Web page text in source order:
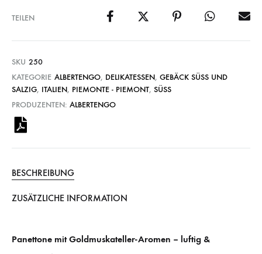
TEILEN
SKU 250
KATEGORIE ALBERTENGO, DELIKATESSEN, GEBÄCK SÜSS UND
SALZIG, ITALIEN, PIEMONTE - PIEMONT, SÜSS
PRODUZENTEN: ALBERTENGO
BESCHREIBUNG
ZUSÄTZLICHE INFORMATION
Panettone mit Goldmuskateller-Aromen – luftig &